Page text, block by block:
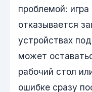
проблемой:
отказывается
устройствах
может
рабочий стол
ошибке сразу